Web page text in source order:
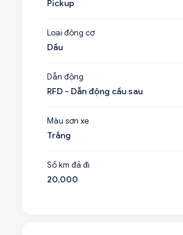
Pickup
Loại động cơ
Dầu
Dẫn động
RFD - Dẫn động cầu sau
Màu sơn xe
Trắng
Số km đã đi
20,000